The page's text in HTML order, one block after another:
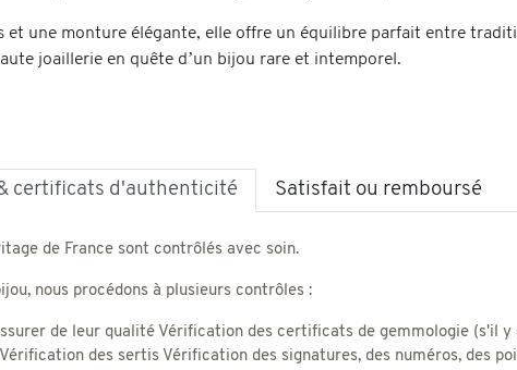
et une monture élégante, elle offre un équilibre parfait entre
joaillerie en quête d’un bijou rare et intemporel.
certificats d'authenticité Satisfait ou remboursé
de France sont contrôlés avec soin.
nous procédons à plusieurs contrôles :
de leur qualité Vérification des certificats de gemmologie (s'il
des sertis Vérification des signatures, des numéros, des